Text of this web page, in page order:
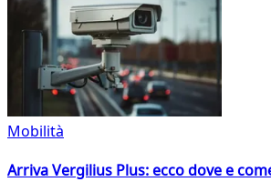
Mobilità
Arriva Vergilius Plus: ecco dove e